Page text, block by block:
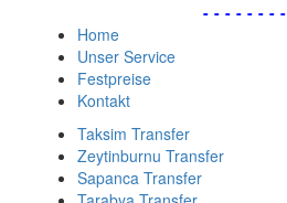
--------
Home
Unser Service
Festpreise
Kontakt
Taksim Transfer
Zeytinburnu Transfer
Sapanca Transfer